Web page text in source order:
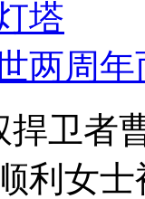
塔
周年
捍卫者
利女